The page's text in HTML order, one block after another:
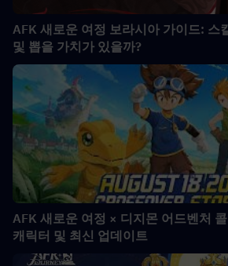
AFK 새로운 여정 보라시아 가이드: 스
및 뽑을 가치가 있을까?
AFK 새로운 여정 × 디지몬 어드벤처
캐릭터 및 최신 업데이트